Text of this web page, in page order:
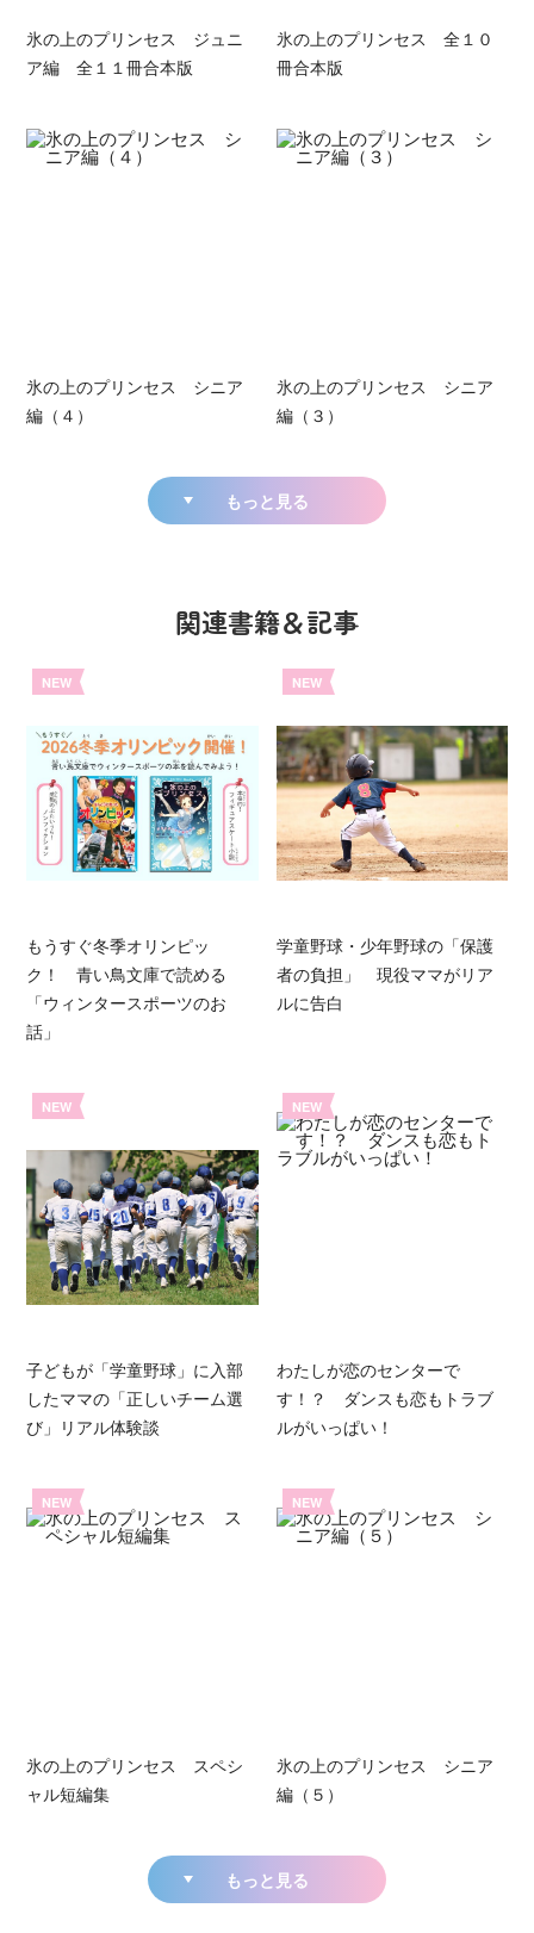
氷の上のプリンセス ジュニ
ア編 全１１冊合本版
氷の上のプリンセス 全１０
冊合本版
氷の上のプリンセス シニア
編（４）
氷の上のプリンセス シニア
編（３）
もっと見る
関連書籍＆記事
NEW
もうすぐ冬季オリンピッ
ク！ 青い鳥文庫で読める
「ウィンタースポーツのお
話」
NEW
学童野球・少年野球の「保護
者の負担」 現役ママがリア
ルに告白
NEW
子どもが「学童野球」に入部
したママの「正しいチーム選
び」リアル体験談
NEW
わたしが恋のセンターで
す！？ ダンスも恋もトラブ
ルがいっぱい！
NEW
氷の上のプリンセス スペシ
ャル短編集
NEW
氷の上のプリンセス シニア
編（５）
もっと見る